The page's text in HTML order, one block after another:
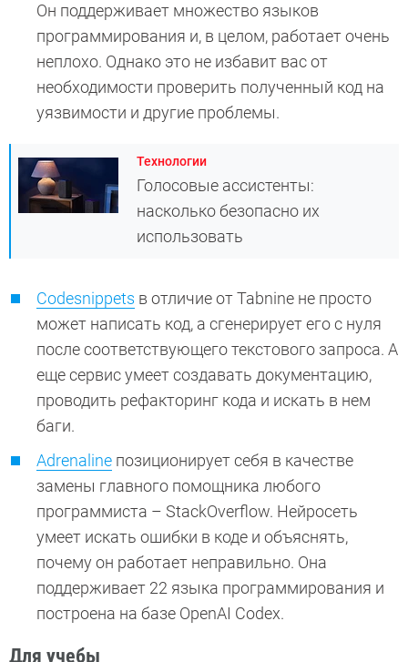
Он поддерживает множество языков
программирования и, в целом, работает очень
неплохо. Однако это не избавит вас от
необходимости проверить полученный код на
уязвимости и другие проблемы.
Технологии
Голосовые ассистенты:
насколько безопасно их
использовать
Codesnippets в отличие от Tabnine не просто
может написать код, а сгенерирует его с нуля
после соответствующего текстового запроса. А
еще сервис умеет создавать документацию,
проводить рефакторинг кода и искать в нем
баги.
Adrenaline позиционирует себя в качестве
замены главного помощника любого
программиста – StackOverflow. Нейросеть
умеет искать ошибки в коде и объяснять,
почему он работает неправильно. Она
поддерживает 22 языка программирования и
построена на базе OpenAI Codex.
Для учебы